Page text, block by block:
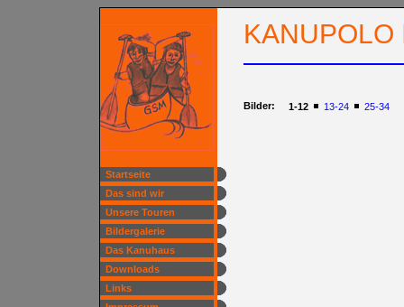
Startseite
Das sind wir
Unsere Touren
Bildergalerie
Das Kanuhaus
Downloads
Links
KANUPOLO
Bilder: 1-12 13-24 25-34